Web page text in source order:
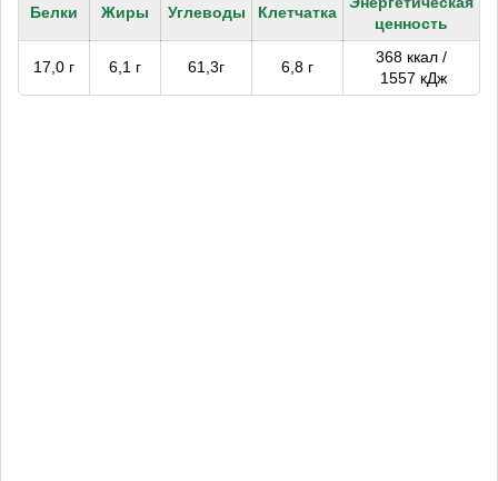
Белки Жиры Углеводы Клетчатка
ценность
17,0 г 6,1 г 61,3г 6,8 г
368 ккал /
1557 кДж